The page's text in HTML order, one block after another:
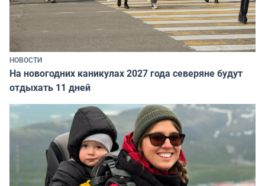
НОВОСТИ
На новогодних каникулах 2027 года северяне будут
отдыхать 11 дней